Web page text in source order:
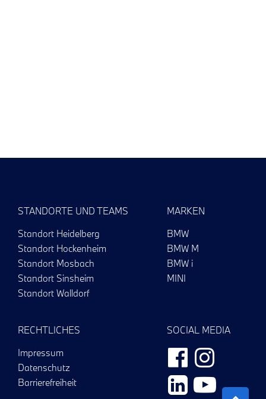
STANDORTE UND TEAMS
Standort Heidelberg
Standort Hockenheim
Standort Mosbach
Standort Sinsheim
Standort Walldorf
MARKEN
BMW
BMW M
BMW i
MINI
RECHTLICHES
Impressum
Datenschutz
Barrierefreiheit
SOCIAL MEDIA